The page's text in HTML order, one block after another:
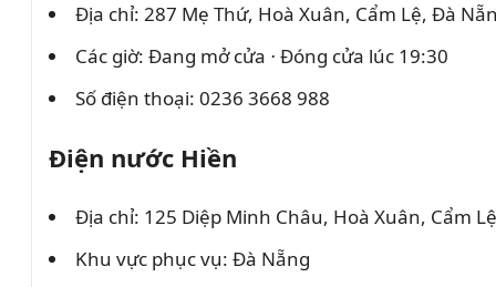
Địa chỉ: 287 Mẹ Thứ, Hoà Xuân, Cẩm Lệ, Đà
Các giờ: Đang mở cửa ⋅ Đóng cửa lúc 19:30
Số điện thoại: 0236 3668 988
Điện nước Hiền
Địa chỉ: 125 Diệp Minh Châu, Hoà Xuân, Cẩm
Khu vực phục vụ: Đà Nẵng